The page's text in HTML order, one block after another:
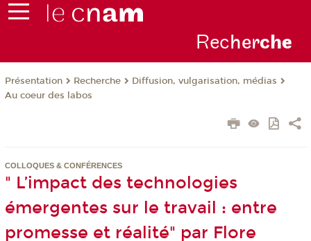
Recherche
Présentation Recherche
Diffusion, vulgarisation, médias
Au coeur des labos
COLLOQUES & CONFÉRENCES
" L’impact des technologies
émergentes sur le travail : entre
promesse et réalité" par Flore